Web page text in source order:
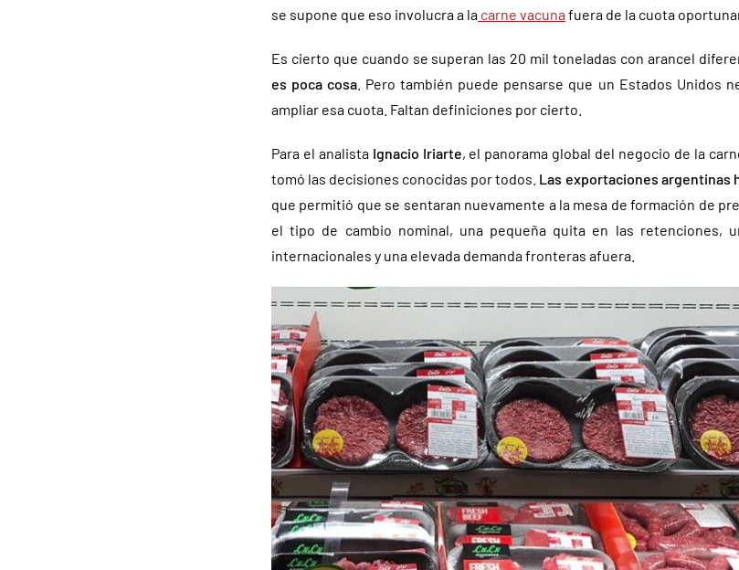
se supone que eso involucra a la carne vacuna fuera de la cuota
Es cierto que cuando se superan las 20 mil toneladas con arancel
es poca cosa . Pero también puede pensarse que un Estados Unidos
ampliar esa cuota. Faltan definiciones por cierto.
Para el analista Ignacio Iriarte, el panorama global del negocio de la
tomó las decisiones conocidas por todos. Las exportaciones argentinas
que permitió que se sentaran nuevamente a la mesa de formación de
el tipo de cambio nominal, una pequeña quita en las retenciones,
internacionales y una elevada demanda fronteras afuera.